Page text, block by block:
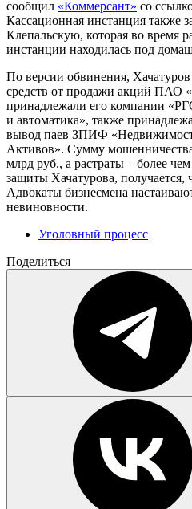
сообщил «Коммерсант» со
Кассационная инстанция также
Клепальскую, которая во время
инстанции находилась под
По версии обвинения,
средств от продажи акций ПАО
принадлежали его компании
и автоматика», также
вывод паев ЗПИФ
Активов». Сумму
млрд руб., а растраты – более
защиты Хачатурова, получается,
Адвокаты бизнесмена
невиновности.
Уголовный процесс
Поделиться